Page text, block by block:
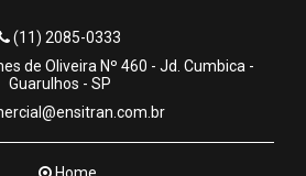
(11) 2085-0333
de Oliveira Nº 460 - Jd. Cumbica -
Guarulhos - SP